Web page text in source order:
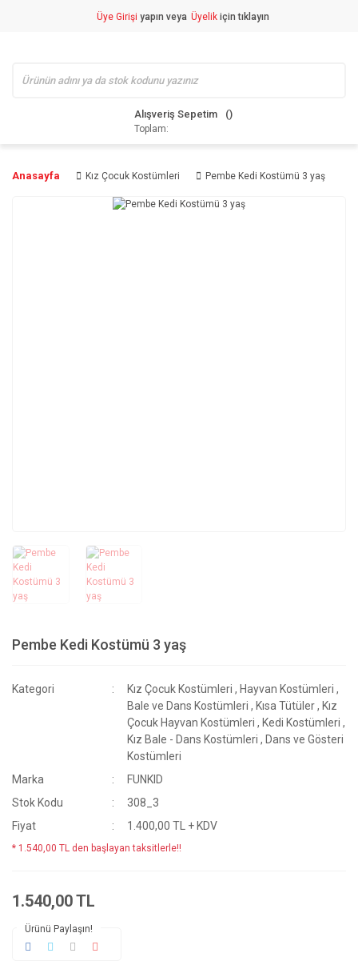
Üye Girişi yapın veya Üyelik için tıklayın
Alışveriş Sepetim
Toplam:
Anasayfa Kız Çocuk Kostümleri Pembe Kedi Kostümü 3 yaş
Pembe Kedi Kostümü 3 yaş
Kategori Kız Çocuk Kostümleri , Hayvan Kostümleri ,
Bale ve Dans Kostümleri , Kısa Tütüler , Kız
Çocuk Hayvan Kostümleri , Kedi Kostümleri ,
Kız Bale - Dans Kostümleri , Dans ve Gösteri
Kostümleri
Marka
FUNKID
Stok Kodu
308_3
Fiyat
1.400,00 TL + KDV
* 1.540,00 TL den başlayan taksitlerle!!
1.540,00 TL
Ürünü Paylaşın!